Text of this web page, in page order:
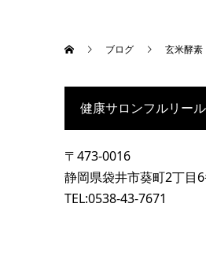
ブログ 玄米酵素
健康サロンフルリール
〒473-0016
静岡県袋井市葵町2丁目
TEL:0538-43-7671